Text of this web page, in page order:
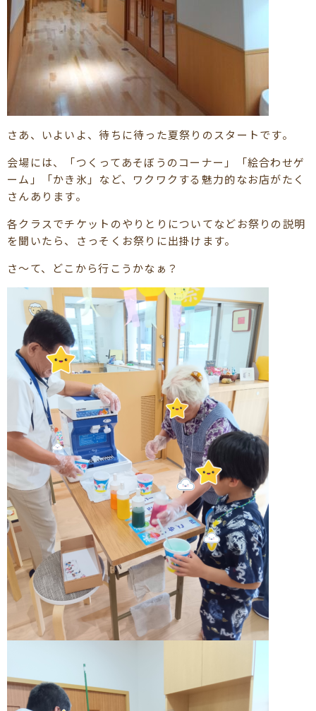
さあ、いよいよ、待ちに待った夏祭りのスタートです。
会場には、「つくってあそぼうのコーナー」「絵合わせゲ
ーム」「かき氷」など、ワクワクする魅力的なお店がたく
さんあります。
各クラスでチケットのやりとりについてなどお祭りの説明
を聞いたら、さっそくお祭りに出掛けます。
さ～て、どこから行こうかなぁ？